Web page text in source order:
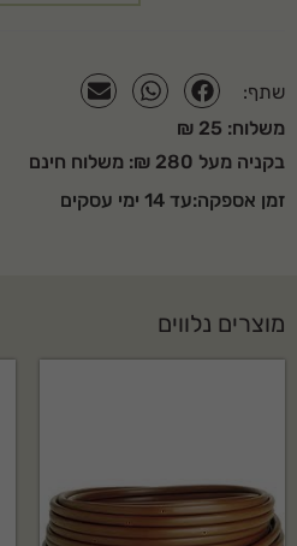
שתף:
משלוח: 25 ₪
בקניה מעל 280 ₪: משלוח חינם
זמן אספקה:עד 14 ימי עסקים
מוצרים נלווים